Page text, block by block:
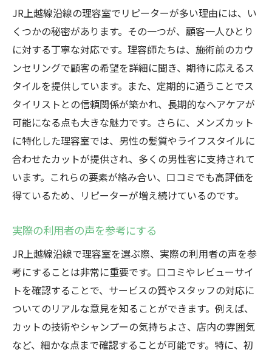
JR上越線沿線の理容室でリピーターが多い理由には、い
くつかの秘密があります。その一つが、顧客一人ひとり
に対する丁寧な対応です。理容師たちは、施術前のカウ
ンセリングで顧客の希望を詳細に聞き、期待に応えるス
タイルを提供しています。また、定期的に通うことでス
タイリストとの信頼関係が築かれ、長期的なヘアケアが
可能になる点も大きな魅力です。さらに、メンズカット
に特化した理容室では、男性の髪質やライフスタイルに
合わせたカットが提供され、多くの男性客に支持されて
います。これらの要素が絡み合い、口コミでも高評価を
得ているため、リピーターが増え続けているのです。
実際の利用者の声を参考にする
JR上越線沿線で理容室を選ぶ際、実際の利用者の声を参
考にすることは非常に重要です。口コミやレビューサイ
トを確認することで、サービスの質やスタッフの対応に
ついてのリアルな意見を知ることができます。例えば、
カットの技術やシャンプーの気持ちよさ、店内の雰囲気
など、細かな点まで確認することが可能です。特に、初